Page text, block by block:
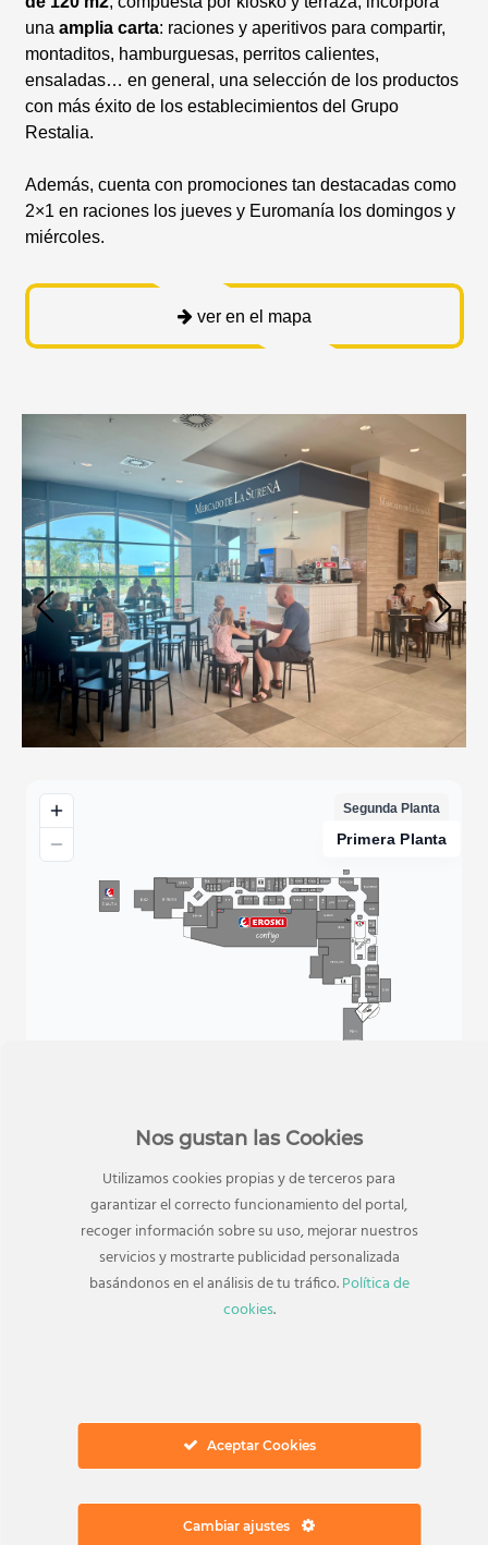
una amplia carta: raciones y aperitivos para compartir,
montaditos, hamburguesas, perritos calientes,
ensaladas… en general, una selección de los productos
con más éxito de los establecimientos del Grupo
Restalia.
Además, cuenta con promociones tan destacadas como
2×1 en raciones los jueves y Euromanía los domingos y
miércoles.
ver en el mapa
TAMBIÉN TE PUEDE INTERESAR
Tiendas relacionadas
Nos gustan las Cookies
Utilizamos cookies propias y de terceros para
garantizar el correcto funcionamiento del portal,
recoger información sobre su uso, mejorar nuestros
servicios y mostrarte publicidad personalizada
basándonos en el análisis de tu tráfico.Política de
cookies.
Aceptar Cookies
Cambiar ajustes